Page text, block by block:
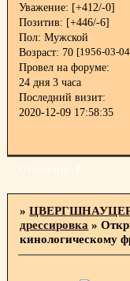
Уважение: [+412/-0]
Позитив: [+446/-6]
Пол: Мужской
Возраст: 70 [1956-03-
Провел на форуме:
24 дня 3 часа
Последний визит:
2020-12-09 17:58:35
Страница: 1
»
дрессировка »
кинологическому